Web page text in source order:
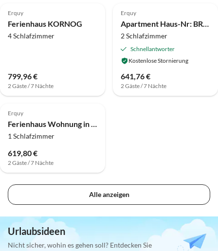
Erquy
Ferienhaus KORNOG
4 Schlafzimmer
799,96 €
2 Gäste / 7 Nächte
Erquy
Apartment Haus-Nr: BRE02347-P
2 Schlafzimmer
Schnellantworter
Kostenlose Stornierung
641,76 €
2 Gäste / 7 Nächte
Erquy
Ferienhaus Wohnung in Erquy nahe Stränden
1 Schlafzimmer
619,80 €
2 Gäste / 7 Nächte
Alle anzeigen
Urlaubsideen
Nicht sicher, wohin es gehen soll? Entdecken Sie